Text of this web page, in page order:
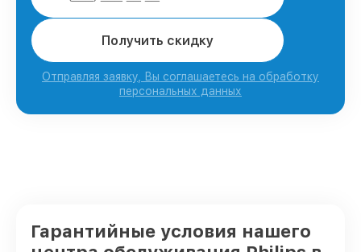
Получить скидку
Отправляя заявку, Вы соглашаетесь на обработку
персональных данных
Гарантийные условия нашего